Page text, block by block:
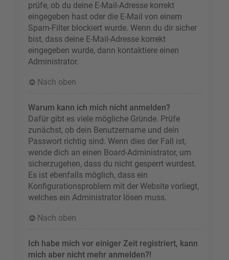
prüfe, ob du deine E-Mail-Adresse korrekt
eingegeben hast oder die E-Mail von einem
Spam-Filter blockiert wurde. Wenn du dir sicher
bist, dass deine E-Mail-Adresse korrekt
eingegeben wurde, dann kontaktiere einen
Administrator.
Nach oben
Warum kann ich mich nicht anmelden?
Dafür gibt es viele mögliche Gründe. Prüfe
zunächst, ob dein Benutzername und dein
Passwort richtig sind. Wenn dies der Fall ist,
wende dich an einen Board-Administrator, um
sicherzugehen, dass du nicht gesperrt wurdest.
Es ist ebenfalls möglich, dass ein
Konfigurationsproblem mit der Website vorliegt,
welches ein Administrator lösen muss.
Nach oben
Ich habe mich vor einiger Zeit registriert, kann
mich aber nicht mehr anmelden?!